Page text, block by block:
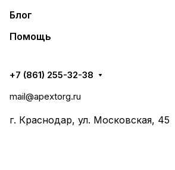
Блог
Помощь
+7 (861) 255-32-38
mail@apextorg.ru
г. Краснодар, ул. Московская, 45